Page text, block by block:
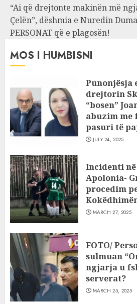
“Ai që drejtonte makinën më
Çelën”, dëshmia e Nuredin
PERSONAT që e plagosën!
MOS I HUMBISNI
Punonjësja
drejtorin
“bosen”
abuzim me
pasuri të
JULY 24, 2025
Incidenti
Apolonia-
procedim
MARCH 27, 2025
FOTO/
sulmuan
ngjarja u
serverat?
MARCH 25, 2025